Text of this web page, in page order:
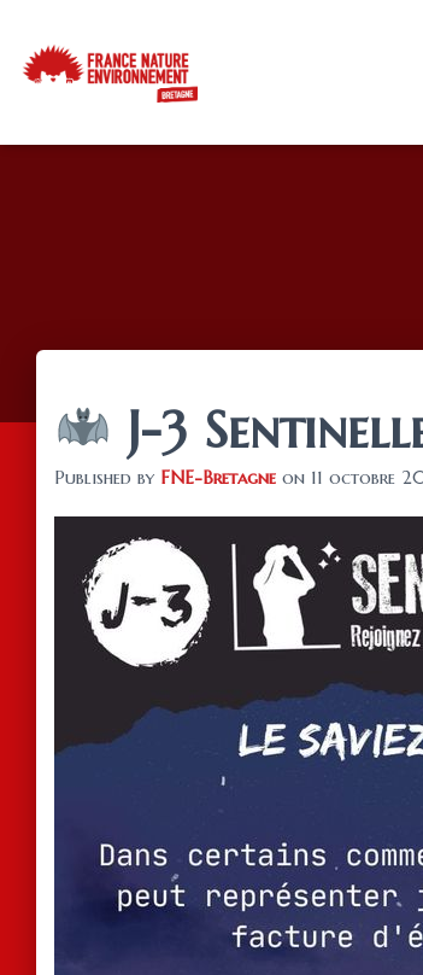
J-3
Published by FNE-Bretagne on 11 octobre